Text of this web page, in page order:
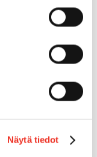
Näytä tiedot